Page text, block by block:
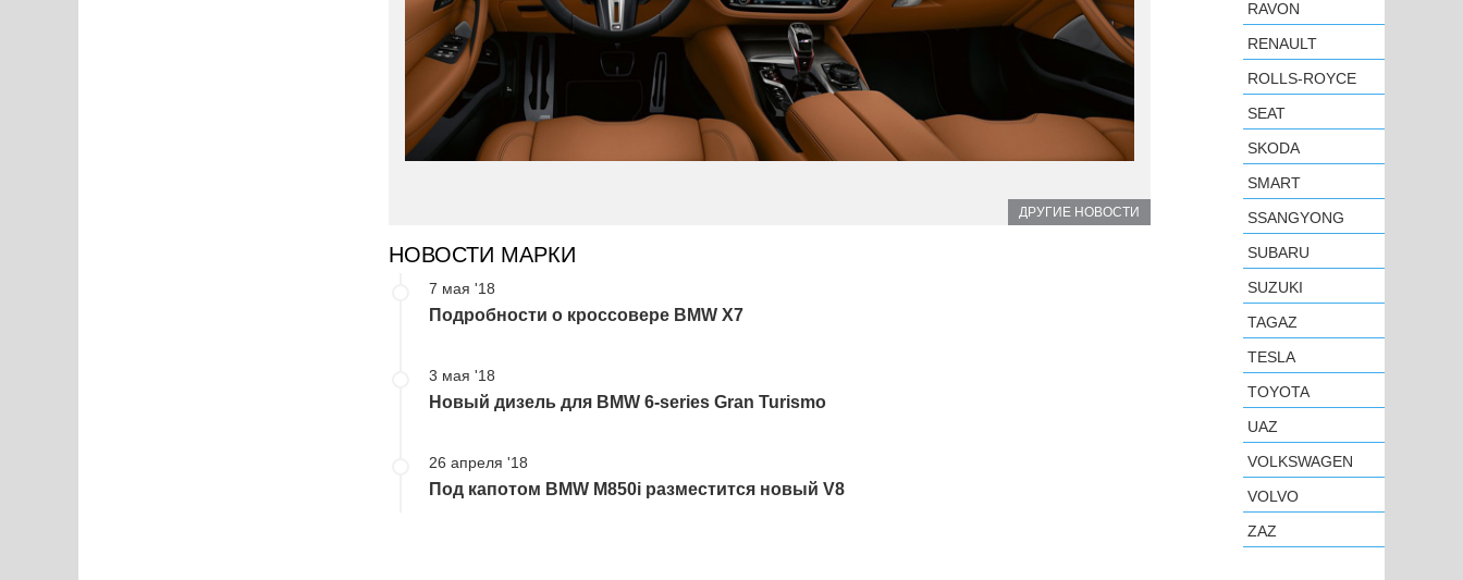
ДРУГИЕ НОВОСТИ
НОВОСТИ МАРКИ
7 мая '18
Подробности о кроссовере BMW X7
3 мая '18
Новый дизель для BMW 6-series Gran Turismo
26 апреля '18
Под капотом BMW M850i разместится новый V8
RAVON
RENAULT
ROLLS-ROYCE
SEAT
SKODA
SMART
SSANGYONG
SUBARU
SUZUKI
TAGAZ
TESLA
TOYOTA
UAZ
VOLKSWAGEN
VOLVO
ZAZ